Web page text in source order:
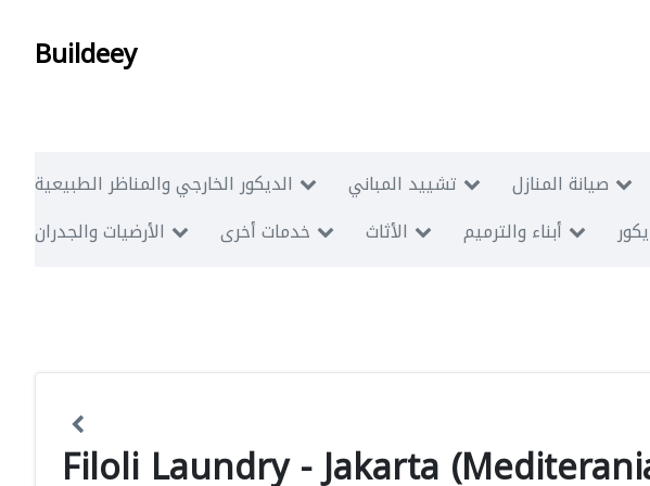
Buildeey
الديكور الخارجي والمناظر الطبيعية تشييد المباني صيانة المنازل
الأرضيات والجدران
خدمات أخرى الأثاث أبناء والترميم
Filoli Laundry - Jakarta